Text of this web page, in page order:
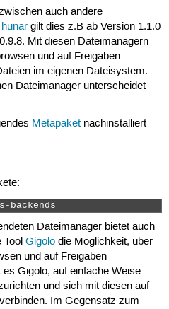
auch andere
gilt dies z.B ab Version 1.1.0
Mit diesen Dateimanagern
und auf Freigaben
im eigenen Dateisystem.
Dateimanager unterscheidet
Metapaketnachinstalliert
Dateimanager bietet auch
Tool Gigolodie Möglichkeit, über
und auf Freigaben
Gigolo, auf einfache Weise
und sich mit diesen auf
Im Gegensatz zum